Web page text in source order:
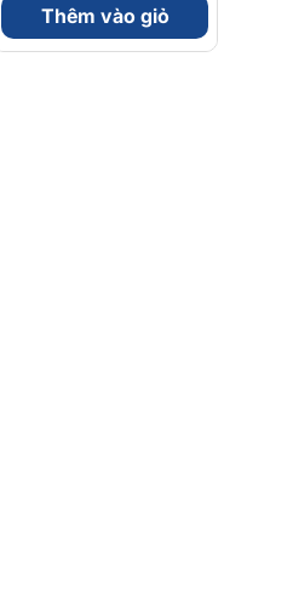
Magnesium
Bisglycinate 200mg
Thêm vào giỏ